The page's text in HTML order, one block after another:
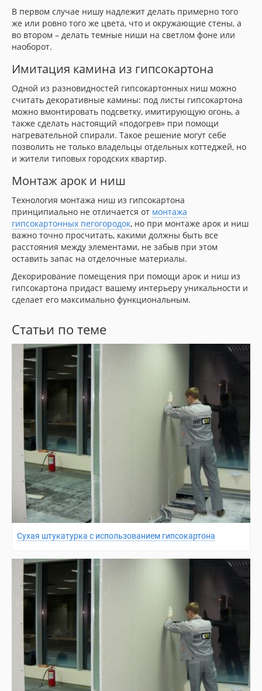
В первом случае нишу надлежит делать примерно того
же или ровно того же цвета, что и окружающие стены, а
во втором – делать темные ниши на светлом фоне или
наоборот.
Имитация камина из гипсокартона
Одной из разновидностей гипсокартонных ниш можно
считать декоративные камины: под листы гипсокартона
можно вмонтировать подсветку, имитирующую огонь, а
также сделать настоящий «подогрев» при помощи
нагревательной спирали. Такое решение могут себе
позволить не только владельцы отдельных коттеджей, но
и жители типовых городских квартир.
Монтаж арок и ниш
Технология монтажа ниш из гипсокартона
принципиально не отличается от монтажа
гипсокартонных пегогородок, но при монтаже арок и ниш
важно точно просчитать, какими должны быть все
расстояния между элементами, не забыв при этом
оставить запас на отделочные материалы.
Декорирование помещения при помощи арок и ниш из
гипсокартона придаст вашему интерьеру уникальности и
сделает его максимально функциональным.
Статьи по теме
Сухая штукатурка с использованием гипсокартона